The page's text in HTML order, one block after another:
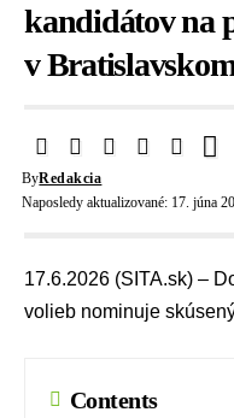
kandidátov na
v
Naposledy aktualizované: 17. júna
ByRedakcia
17.6.2026 (SITA.sk) –
volieb nominuje
Contents